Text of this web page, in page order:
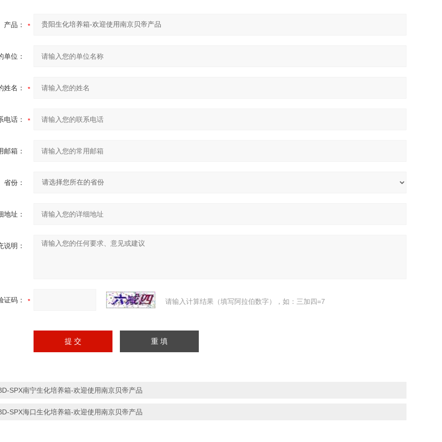
产品：
单位：
姓名：
电话：
邮箱：
省份：
地址：
说明：
证码： 请输入计算结果（填写阿拉伯数字），如：三加四=7
SPX南宁生化培养箱-欢迎使用南京贝帝产品
SPX海口生化培养箱-欢迎使用南京贝帝产品